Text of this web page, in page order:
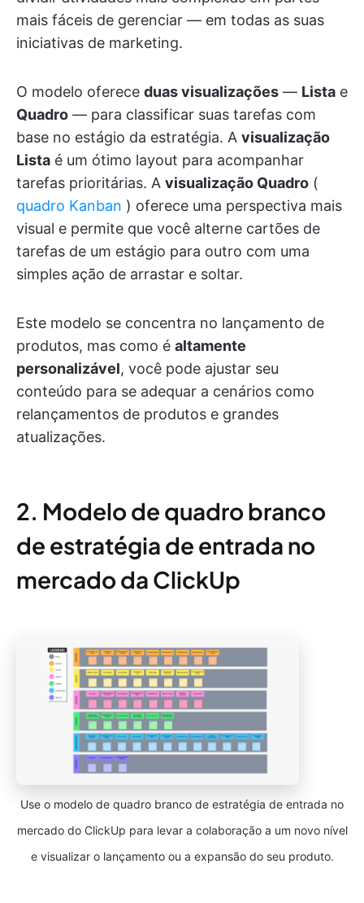
mais fáceis de gerenciar — em todas as suas
iniciativas de marketing.
O modelo oferece duas visualizações — Lista e
Quadro — para classificar suas tarefas com
base no estágio da estratégia. A visualização
Lista é um ótimo layout para acompanhar
tarefas prioritárias. A visualização Quadro (
quadro Kanban ) oferece uma perspectiva mais
visual e permite que você alterne cartões de
tarefas de um estágio para outro com uma
simples ação de arrastar e soltar.
Este modelo se concentra no lançamento de
produtos, mas como é altamente
personalizável, você pode ajustar seu
conteúdo para se adequar a cenários como
relançamentos de produtos e grandes
atualizações.
2. Modelo de quadro branco
de estratégia de entrada no
mercado da ClickUp
Use o modelo de quadro branco de estratégia de entrada no
mercado do ClickUp para levar a colaboração a um novo nível
e visualizar o lançamento ou a expansão do seu produto.